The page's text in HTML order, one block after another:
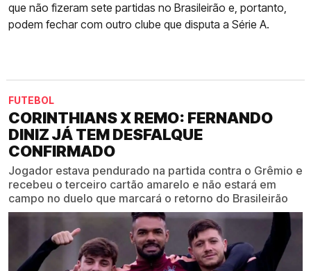
que não fizeram sete partidas no Brasileirão e, portanto,
podem fechar com outro clube que disputa a Série A.
FUTEBOL
CORINTHIANS X REMO: FERNANDO
DINIZ JÁ TEM DESFALQUE
CONFIRMADO
Jogador estava pendurado na partida contra o Grêmio e
recebeu o terceiro cartão amarelo e não estará em
campo no duelo que marcará o retorno do Brasileirão